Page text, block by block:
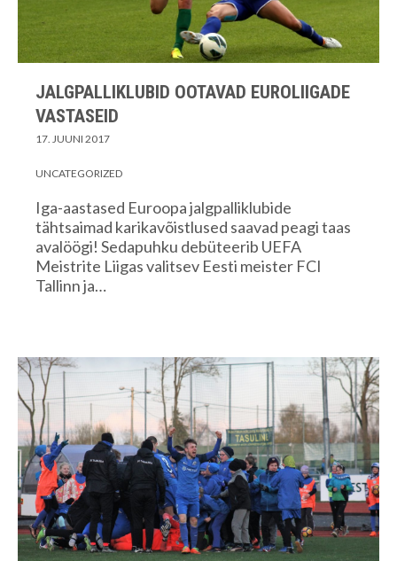
JALGPALLIKLUBID OOTAVAD EUROLIIGADE
VASTASEID
17. JUUNI 2017
UNCATEGORIZED
Iga-aastased Euroopa jalgpalliklubide
tähtsaimad karikavõistlused saavad peagi taas
avalöögi! Sedapuhku debüteerib UEFA
Meistrite Liigas valitsev Eesti meister FCI
Tallinn ja…